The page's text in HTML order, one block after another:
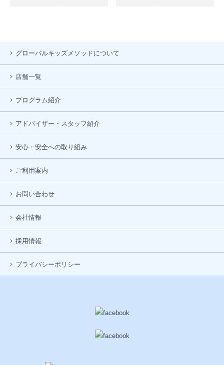
グローバルキッズメソッドについて
店舗一覧
プログラム紹介
アドバイザー・スタッフ紹介
安心・安全への取り組み
ご利用案内
お問い合わせ
会社情報
採用情報
プライバシーポリシー